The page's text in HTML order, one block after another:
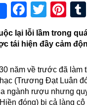
lại lỗi lầm trong
tái hiện đầy cảm
năm về trước đã
(Trương Đạt Luân
ngành rượu nhưng
đóng) bị cả làng